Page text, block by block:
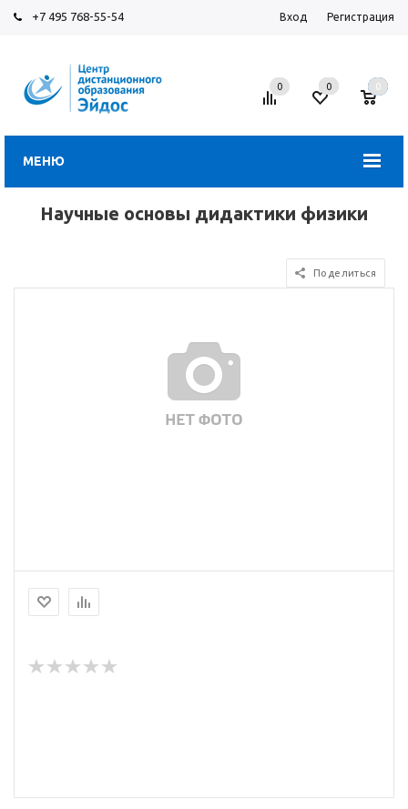
+7 495 768-55-54 Вход Регистрация
МЕНЮ
0 0 0
Научные основы дидактики физики
Поделиться